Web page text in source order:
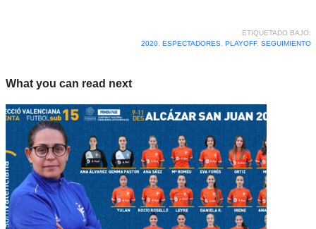
ETIQUETADO BAJO:
2020, ESPECTADORES, PLAYOFF, SEGUIMIENTO
What you can read next